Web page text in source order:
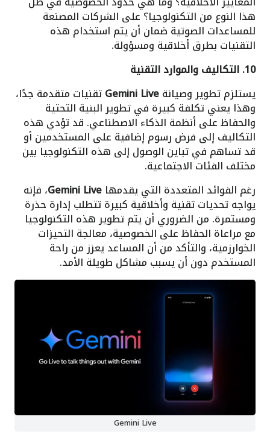
هذا النوع من التكنولوجيا؟ على الشركات المصنعة
للمساعدات الصوتية ضمان أن يتم استخدام هذه
التقنيات بطرق أخلاقية ومسؤولة.
10. التكاليف والموارد التقنية
يستلزم تطوير وصيانة
تقنيات متقدمة جدًا،
وهذا يعني تكلفة كبيرة في تطوير البنية التحتية
والحفاظ على أنظمة الذكاء الاصطناعي. قد تؤدي هذه
التكاليف إلى فرض رسوم إضافية على المستخدمين أو
قد تساهم في تباين الوصول إلى هذه التكنولوجيا بين
مختلف الفئات الاجتماعية.
رغم الفوائد المتعددة التي يقدمها Gemini Live، فإنه
يواجه تحديات تقنية وأخلاقية كبيرة تتطلب إدارة حذرة
ومستمرة. من الضروري أن يتم تطوير هذه التكنولوجيا
مع مراعاة الحفاظ على الخصوصية، معالجة التحيزات
الخوارزمية، والتأكد من أن المساعد يعزز من راحة
المستخدم دون أن يسبب مشاكل طويلة الأمد.
Gemini Live